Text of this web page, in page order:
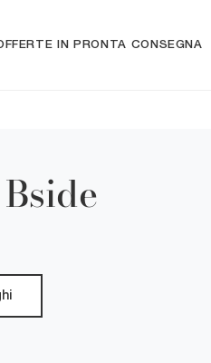
IN PRONTA CONSEGNA